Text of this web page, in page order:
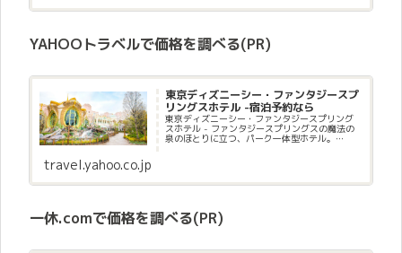
YAHOOトラベルで価格を調べる(PR)
東京ディズニーシー・ファンタジースプ
リングスホテル -宿泊予約なら
東京ディズニーシー・ファンタジースプリング
スホテル - ファンタジースプリングスの魔法の
泉のほとりに立つ、パーク一体型ホテル。
travel.yahoo.co.jp
一休.comで価格を調べる(PR)